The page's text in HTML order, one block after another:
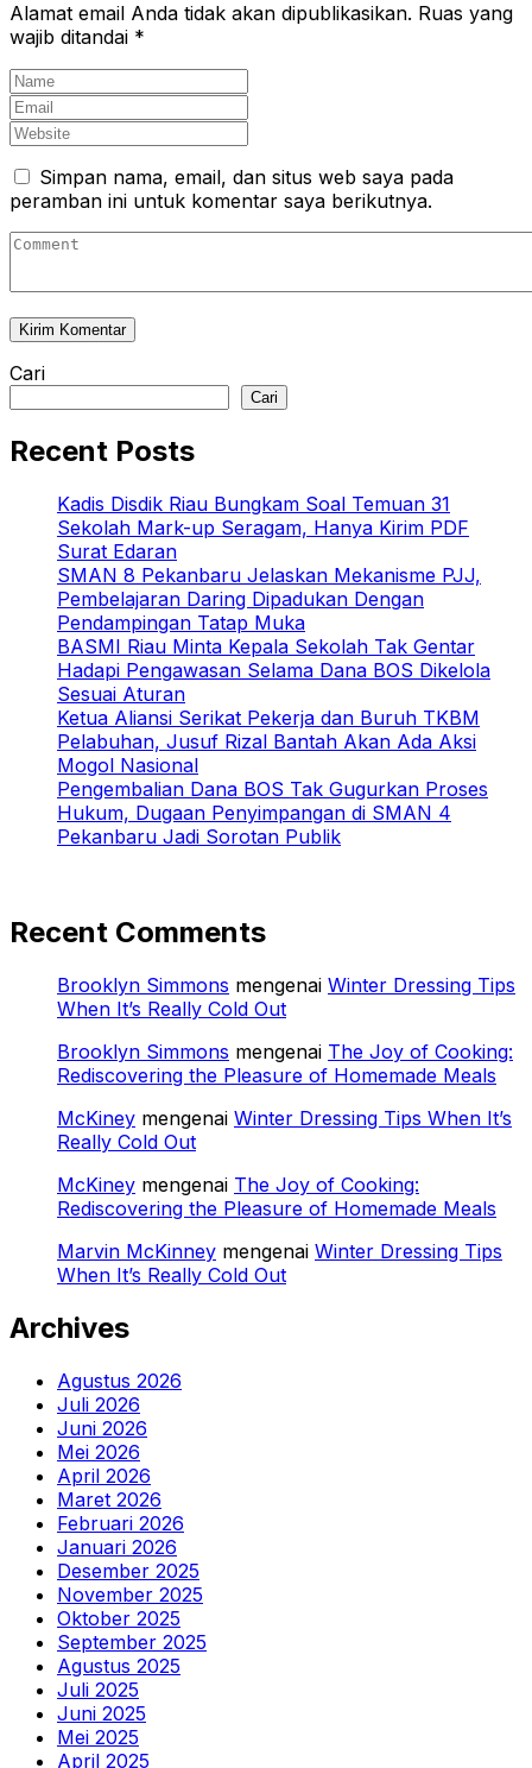
Alamat email Anda tidak akan dipublikasikan. Ruas yang
wajib ditandai *
Simpan nama, email, dan situs web saya pada
peramban ini untuk komentar saya berikutnya.
Cari
Cari
Recent Posts
Kadis Disdik Riau Bungkam Soal Temuan 31
Sekolah Mark-up Seragam, Hanya Kirim PDF
Surat Edaran
SMAN 8 Pekanbaru Jelaskan Mekanisme PJJ,
Pembelajaran Daring Dipadukan Dengan
Pendampingan Tatap Muka
BASMI Riau Minta Kepala Sekolah Tak Gentar
Hadapi Pengawasan Selama Dana BOS Dikelola
Sesuai Aturan
Ketua Aliansi Serikat Pekerja dan Buruh TKBM
Pelabuhan, Jusuf Rizal Bantah Akan Ada Aksi
Mogol Nasional
Pengembalian Dana BOS Tak Gugurkan Proses
Hukum, Dugaan Penyimpangan di SMAN 4
Pekanbaru Jadi Sorotan Publik
Recent Comments
Brooklyn Simmons mengenai Winter Dressing Tips
When It’s Really Cold Out
Brooklyn Simmons mengenai The Joy of Cooking:
Rediscovering the Pleasure of Homemade Meals
McKiney mengenai Winter Dressing Tips When It’s
Really Cold Out
McKiney mengenai The Joy of Cooking:
Rediscovering the Pleasure of Homemade Meals
Marvin McKinney mengenai Winter Dressing Tips
When It’s Really Cold Out
Archives
Agustus 2026
Juli 2026
Juni 2026
Mei 2026
April 2026
Maret 2026
Februari 2026
Januari 2026
Desember 2025
November 2025
Oktober 2025
September 2025
Agustus 2025
Juli 2025
Juni 2025
Mei 2025
April 2025